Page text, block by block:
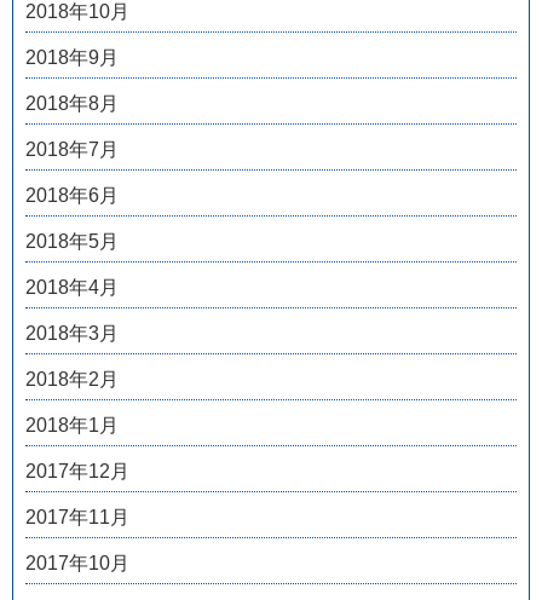
2018年10月
2018年9月
2018年8月
2018年7月
2018年6月
2018年5月
2018年4月
2018年3月
2018年2月
2018年1月
2017年12月
2017年11月
2017年10月